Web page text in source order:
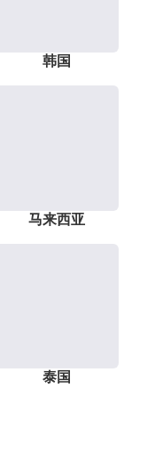
韩国
马来西亚
泰国